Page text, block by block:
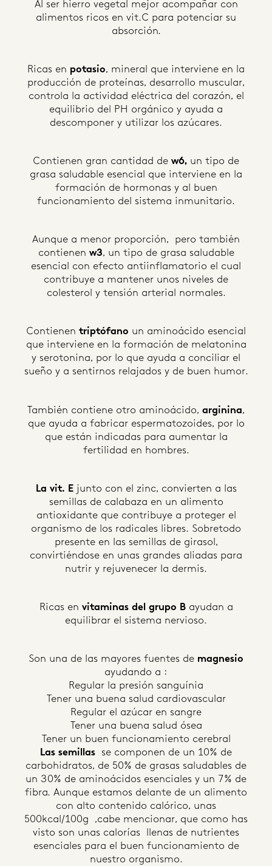
Al ser hierro vegetal mejor acompañar con
alimentos ricos en vit.C para potenciar su
absorción.
Ricas en potasio, mineral que interviene en la
producción de proteínas, desarrollo muscular,
controla la actividad eléctrica del corazón, el
equilibrio del PH orgánico y ayuda a
descomponer y utilizar los azúcares.
Contienen gran cantidad de w6, un tipo de
grasa saludable esencial que interviene en la
formación de hormonas y al buen
funcionamiento del sistema inmunitario.
Aunque a menor proporción, pero también
contienen w3, un tipo de grasa saludable
esencial con efecto antiinflamatorio el cual
contribuye a mantener unos niveles de
colesterol y tensión arterial normales.
Contienen triptófano un aminoácido esencial
que interviene en la formación de melatonina
y serotonina, por lo que ayuda a conciliar el
sueño y a sentirnos relajados y de buen humor.
También contiene otro aminoácido, arginina,
que ayuda a fabricar espermatozoides, por lo
que están indicadas para aumentar la
fertilidad en hombres.
La vit. E junto con el zinc, convierten a las
semillas de calabaza en un alimento
antioxidante que contribuye a proteger el
organismo de los radicales libres. Sobretodo
presente en las semillas de girasol,
convirtiéndose en unas grandes aliadas para
nutrir y rejuvenecer la dermis.
Ricas en vitaminas del grupo Bayudan a
equilibrar el sistema nervioso.
Son una de las mayores fuentes de magnesio
ayudando a :
Regular la presión sanguínia
Tener una buena salud cardiovascular
Regular el azúcar en sangre
Tener una buena salud ósea
Tener un buen funcionamiento cerebral
Las semillas se componen de un 10% de
carbohidratos, de 50% de grasas saludables de
un 30% de aminoácidos esenciales y un 7% de
fibra. Aunque estamos delante de un alimento
con alto contenido calórico, unas
500kcal/100g ,cabe mencionar, que como has
visto son unas calorías llenas de nutrientes
esenciales para el buen funcionamiento de
nuestro organismo.